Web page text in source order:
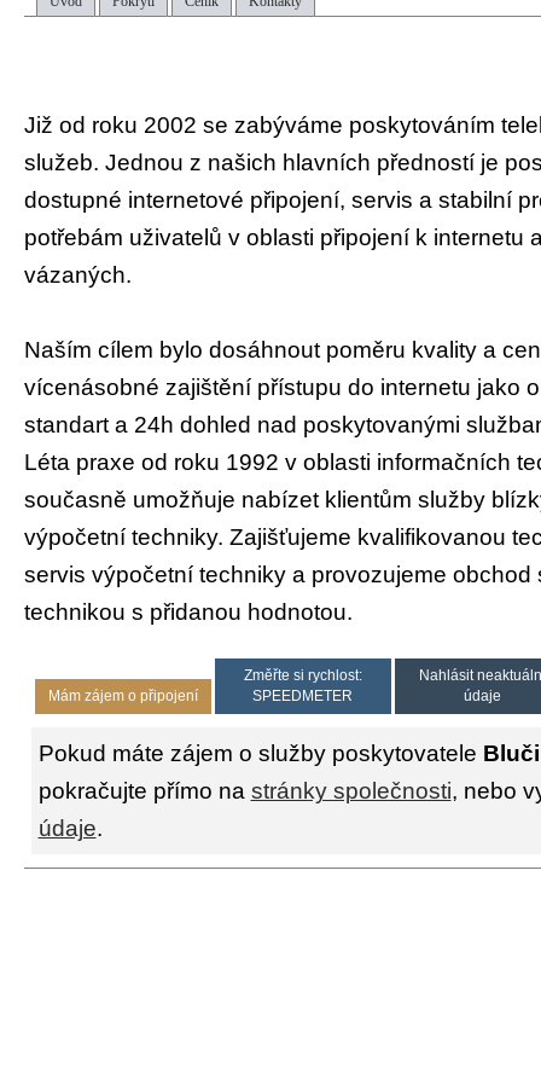
Již od roku 2002 se zabýváme poskytováním
služeb. Jednou z našich hlavních předností je
dostupné internetové připojení, servis a stabilní
potřebám uživatelů v oblasti připojení k internetu
vázaných.
Naším cílem bylo dosáhnout poměru kvality a
vícenásobné zajištění přístupu do internetu jako
standart a 24h dohled nad poskytovanými
Léta praxe od roku 1992 v oblasti informačních
současně umožňuje nabízet klientům služby
výpočetní techniky. Zajišťujeme kvalifikovanou
servis výpočetní techniky a provozujeme obchod
technikou s přidanou hodnotou.
Mám zájem o připojení
Změřte si rychlost:
SPEEDMETER
Nahlásit
údaje
Pokud máte zájem o služby poskytovatele
pokračujte přímo na stránky společnosti, nebo
údaje.